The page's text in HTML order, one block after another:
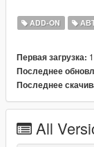
- HQ Interior
- Working dials
- Hands on
How to install
1. navigate to
inside that folder
ADD-ON
Первая загрузка:
Последнее
Последнее
All